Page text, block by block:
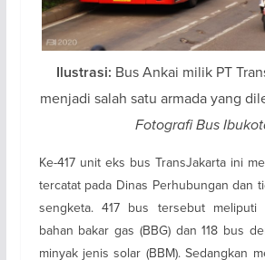
Ilustrasi: Bus Ankai milik PT
menjadi salah satu armada yang
Fotografi Bus
Ke-417 unit eks bus TransJakarta ini
tercatat pada Dinas Perhubungan dan
sengketa. 417 bus tersebut
bahan bakar gas (BBG) dan 118 bus
minyak jenis solar (BBM). Sedangkan